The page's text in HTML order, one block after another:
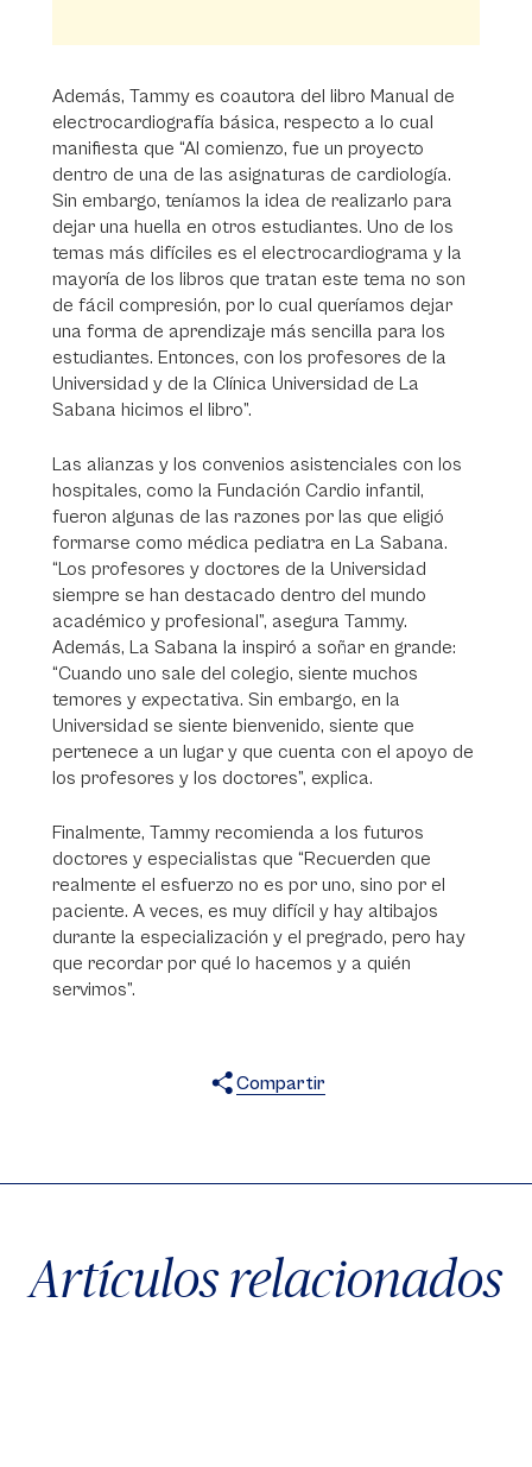
Además, Tammy es coautora del libro Manual de
electrocardiografía básica, respecto a lo cual
manifiesta que “Al comienzo, fue un proyecto
dentro de una de las asignaturas de cardiología.
Sin embargo, teníamos la idea de realizarlo para
dejar una huella en otros estudiantes. Uno de los
temas más difíciles es el electrocardiograma y la
mayoría de los libros que tratan este tema no son
de fácil compresión, por lo cual queríamos dejar
una forma de aprendizaje más sencilla para los
estudiantes. Entonces, con los profesores de la
Universidad y de la Clínica Universidad de La
Sabana hicimos el libro”.
Las alianzas y los convenios asistenciales con los
hospitales, como la Fundación Cardio infantil,
fueron algunas de las razones por las que eligió
formarse como médica pediatra en La Sabana.
“Los profesores y doctores de la Universidad
siempre se han destacado dentro del mundo
académico y profesional”, asegura Tammy.
Además, La Sabana la inspiró a soñar en grande:
“Cuando uno sale del colegio, siente muchos
temores y expectativa. Sin embargo, en la
Universidad se siente bienvenido, siente que
pertenece a un lugar y que cuenta con el apoyo de
los profesores y los doctores”, explica.
Finalmente, Tammy recomienda a los futuros
doctores y especialistas que “Recuerden que
realmente el esfuerzo no es por uno, sino por el
paciente. A veces, es muy difícil y hay altibajos
durante la especialización y el pregrado, pero hay
que recordar por qué lo hacemos y a quién
servimos”.
Compartir
Artículos relacionados